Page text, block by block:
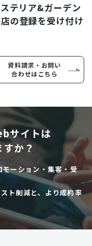
テリア&ガーデン
の登録を受け付け
資料請求・お問い
合わせはこちら
サイトは
か？
ーション・集客・受
ト削減と、より成約率